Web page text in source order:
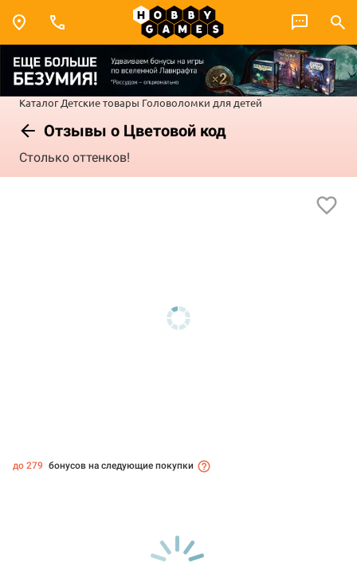
Каталог Детские товары Головоломки для детей
Отзывы о Цветовой код
Столько оттенков!
до 279 бонусов на следующие покупки